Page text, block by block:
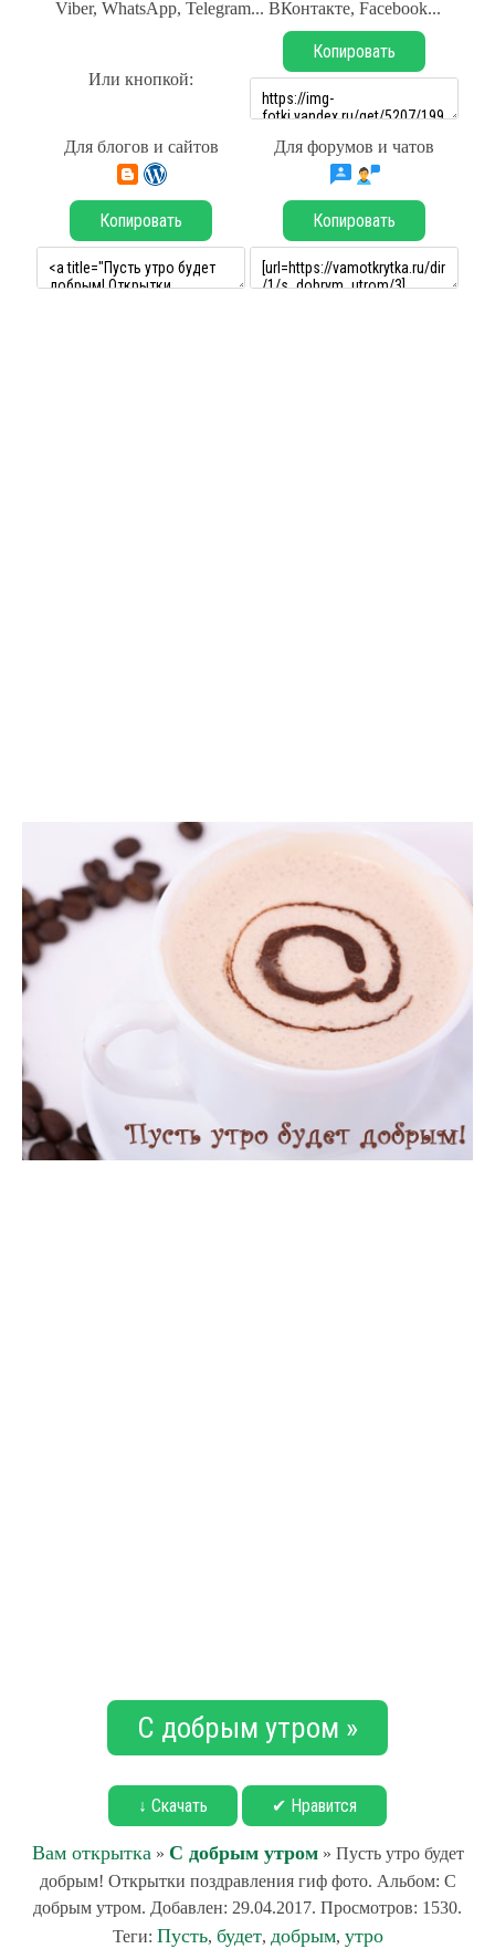
Viber, WhatsApp, Telegram... ВКонтакте, Facebook...
Или кнопкой:
Копировать
Для блогов и сайтов Для форумов и чатов
Копировать Копировать
С добрым утром »
↓ Скачать ✔ Нравится
Вам открытка » С добрым утром» Пусть утро будет
добрым! Открытки поздравления гиф фото. Альбом: С
добрым утром. Добавлен: 29.04.2017. Просмотров: 1530.
Теги: Пусть, будет, добрым, утро